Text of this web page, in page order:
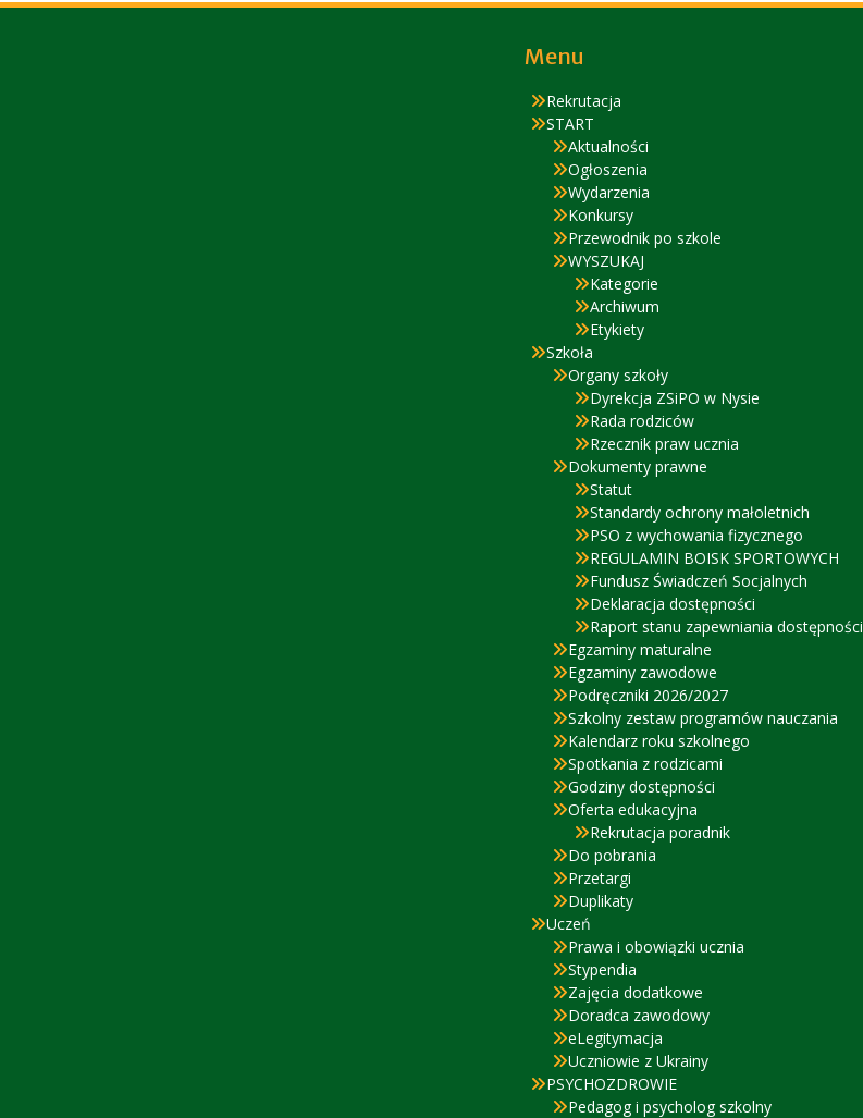
Menu
Rekrutacja
START
Aktualności
Ogłoszenia
Wydarzenia
Konkursy
Przewodnik po szkole
WYSZUKAJ
Kategorie
Archiwum
Etykiety
Szkoła
Organy szkoły
Dyrekcja ZSiPO w Nysie
Rada rodziców
Rzecznik praw ucznia
Dokumenty prawne
Statut
Standardy ochrony małoletnich
PSO z wychowania fizycznego
REGULAMIN BOISK SPORTOWYCH
Fundusz Świadczeń Socjalnych
Deklaracja dostępności
Raport stanu zapewniania dostępności
Egzaminy maturalne
Egzaminy zawodowe
Podręczniki 2026/2027
Szkolny zestaw programów nauczania
Kalendarz roku szkolnego
Spotkania z rodzicami
Godziny dostępności
Oferta edukacyjna
Rekrutacja poradnik
Do pobrania
Przetargi
Duplikaty
Uczeń
Prawa i obowiązki ucznia
Stypendia
Zajęcia dodatkowe
Doradca zawodowy
eLegitymacja
Uczniowie z Ukrainy
PSYCHOZDROWIE
Pedagog i psycholog szkolny